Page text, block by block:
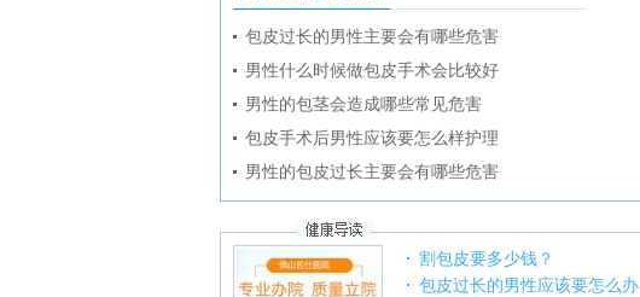
包皮过长的男性主要会有哪些危害
男性什么时候做包皮手术会比较好
男性的包茎会造成哪些常见危害
包皮手术后男性应该要怎么样护理
男性的包皮过长主要会有哪些危害
割包皮要多少钱？
包皮过长的男性应该要怎么办